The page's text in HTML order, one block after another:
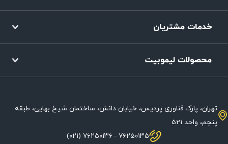
خدمات مشتریان
محصولات لیموبیت
تهران، پارک فناوری پردیس، خیابان دانش، ساختمان شیخ بهایی، طبقه
پنجم، واحد 521
۷۶۲۵۰۱۳۵ - ۷۶۲۵۰۱۳۶ (۰۲۱)